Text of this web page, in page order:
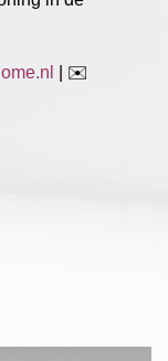
✉️